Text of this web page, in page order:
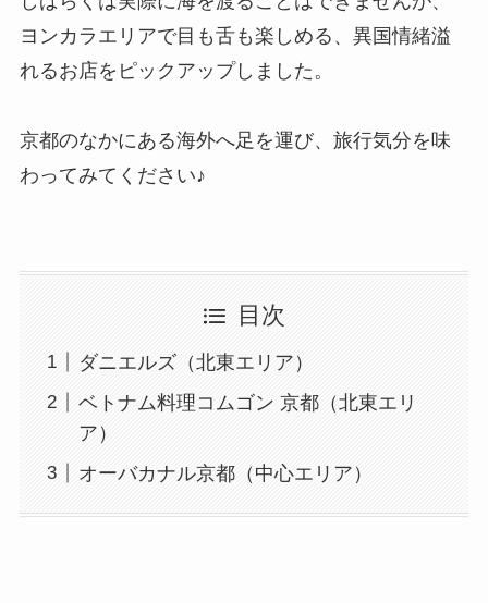
ヨンカラエリアで目も舌も楽しめる、異国情緒溢
れるお店をピックアップしました。
京都のなかにある海外へ足を運び、旅行気分を味
わってみてください♪
目次
ダニエルズ（北東エリア）
ベトナム料理コムゴン 京都（北東エリ
ア）
オーバカナル京都（中心エリア）